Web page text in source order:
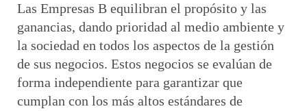
Las Empresas B equilibran el propósito y las
ganancias, dando prioridad al medio ambiente y
la sociedad en todos los aspectos de la gestión
de sus negocios. Estos negocios se evalúan de
forma independiente para garantizar que
cumplan con los más altos estándares de